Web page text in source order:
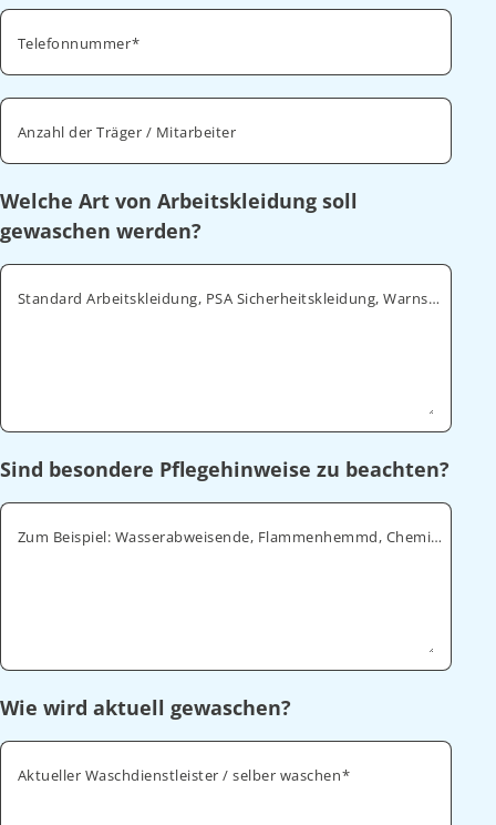
Telefonnummer
Anzahl der Träger / Mitarbeiter
Welche Art von Arbeitskleidung soll
gewaschen werden?
Standard Arbeitskleidung, PSA Sicherheitskleidung, Warnschutz, ESD
Sind besondere Pflegehinweise zu beachten?
Zum Beispiel: Wasserabweisende, Flammenhemmd, Chemikalienabweisende
Wie wird aktuell gewaschen?
Aktueller Waschdienstleister / selber waschen